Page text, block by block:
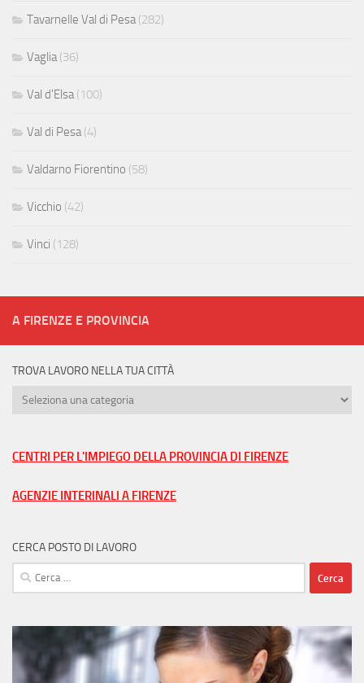
Tavarnelle Val di Pesa(282)
Vaglia(36)
Val d'Elsa(100)
Val di Pesa(4)
Valdarno Fiorentino (58)
Vicchio (42)
Vinci (128)
A FIRENZE E PROVINCIA
TROVA LAVORO NELLA TUA CITTÀ
Trova
tua
CENTRI PER L'IMPIEGO DELLA PROVINCIA DI FIRENZE
AGENZIE INTERINALI A FIRENZE
CERCA POSTO DI LAVORO
Ricerca
per: